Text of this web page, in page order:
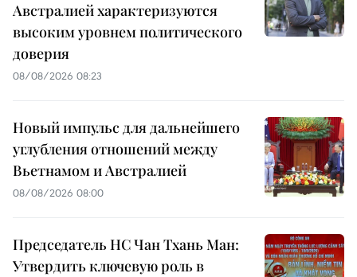
Австралией характеризуются
высоким уровнем политического
доверия
08/08/2026 08:23
Новый импульс для дальнейшего
углубления отношений между
Вьетнамом и Австралией
08/08/2026 08:00
Председатель НС Чан Тхань Ман:
Утвердить ключевую роль в